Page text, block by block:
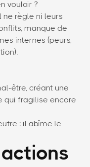
vouloir ?
ne règle ni leurs
manque de
internes (peurs,
être, créant une
qui fragilise encore
: il abîme le
actions